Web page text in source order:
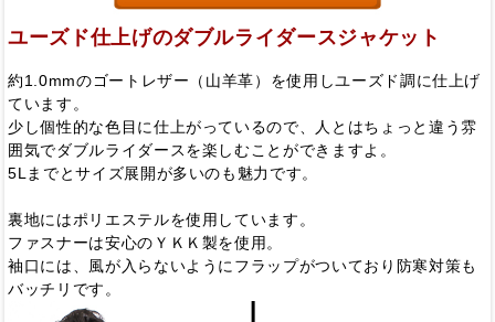
ユーズド仕上げのダブルライダースジャケット
約1.0mmのゴートレザー（山羊革）を使用しユーズド調に仕上げ
ています。
少し個性的な色目に仕上がっているので、人とはちょっと違う雰
囲気でダブルライダースを楽しむことができますよ。
5Lまでとサイズ展開が多いのも魅力です。
裏地にはポリエステルを使用しています。
ファスナーは安心のＹＫＫ製を使用。
袖口には、風が入らないようにフラップがついており防寒対策も
バッチリです。